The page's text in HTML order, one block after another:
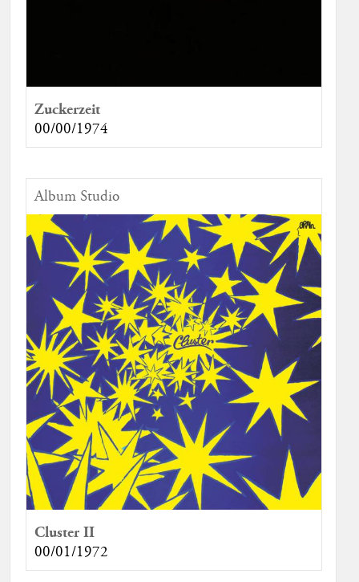
Zuckerzeit
00/00/1974
Album Studio
Cluster II
00/01/1972